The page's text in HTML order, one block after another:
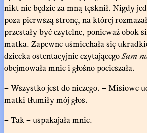
nikt nie będzie za mną tęsknił. Nigdy
poza pierwszą stronę, na której
przestały być czytelne, ponieważ obok
matka. Zapewne uśmiechała się
dziecka ostentacyjnie czytającegoSam
obejmowała mnie i głośno pocieszała.
– Wszystko jest do niczego. – Misiowe
matki tłumiły mój głos.
– Tak – uspakajała mnie.